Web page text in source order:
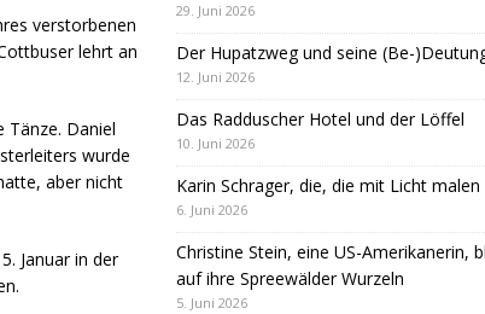
verstorbenen
lehrt an
Tänze. Daniel
wurde
aber nicht
Januar in der
29. Juni 2026
Der Hupatzweg und seine (Be-
12. Juni 2026
Das Radduscher Hotel und der Löffel
10. Juni 2026
Karin Schrager, die, die mit Licht malen
6. Juni 2026
Christine Stein, eine US-Amerikanerin,
auf ihre Spreewälder Wurzeln
5. Juni 2026